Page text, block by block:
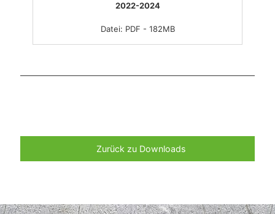
2022-2024
Datei: PDF - 182MB
Zurück zu Downloads